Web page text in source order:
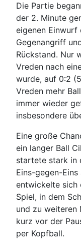
Die Partie
der 2. Minute
eigenen Einwurf
Gegenangriff
Rückstand. Nur
Vreden nach
wurde, auf 0:2
Vreden mehr
immer wieder
insbesondere
Eine große
ein langer Ball
startete stark in
Eins-gegen-
entwickelte sich
Spiel, in dem
und zu weiteren
kurz vor der
per Kopfball.